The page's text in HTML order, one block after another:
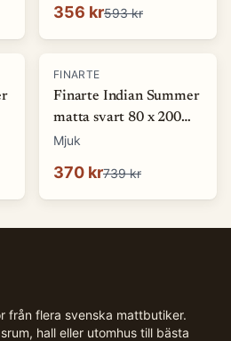
356 kr593 kr
-50 %
FINARTE
Finarte Indian Summer
matta svart 80 x 200
cm
Mjuk
370 kr739 kr
från flera svenska mattbutiker.
hall eller utomhus till bästa